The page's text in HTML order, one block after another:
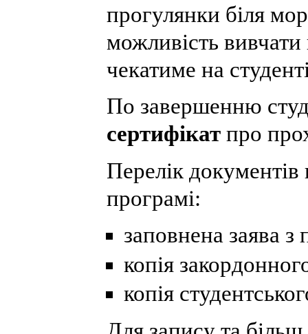
прогулянки біля
можливість
чекатиме на
По завершенню
сертифікат про
Перелік документів
програмі:
заповнена заява з
копія
копія